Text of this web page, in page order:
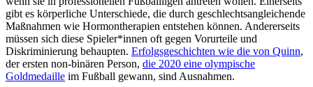
gibt es körperliche Unterschiede, die durch geschlechtsangleichende
Maßnahmen wie Hormontherapien entstehen können. Andererseits
müssen sich diese Spieler*innen oft gegen Vorurteile und
Diskriminierung behaupten. Erfolgsgeschichten wie die von Quinn,
der ersten non-binären Person, die 2020 eine olympische
Goldmedaille im Fußball gewann, sind Ausnahmen.